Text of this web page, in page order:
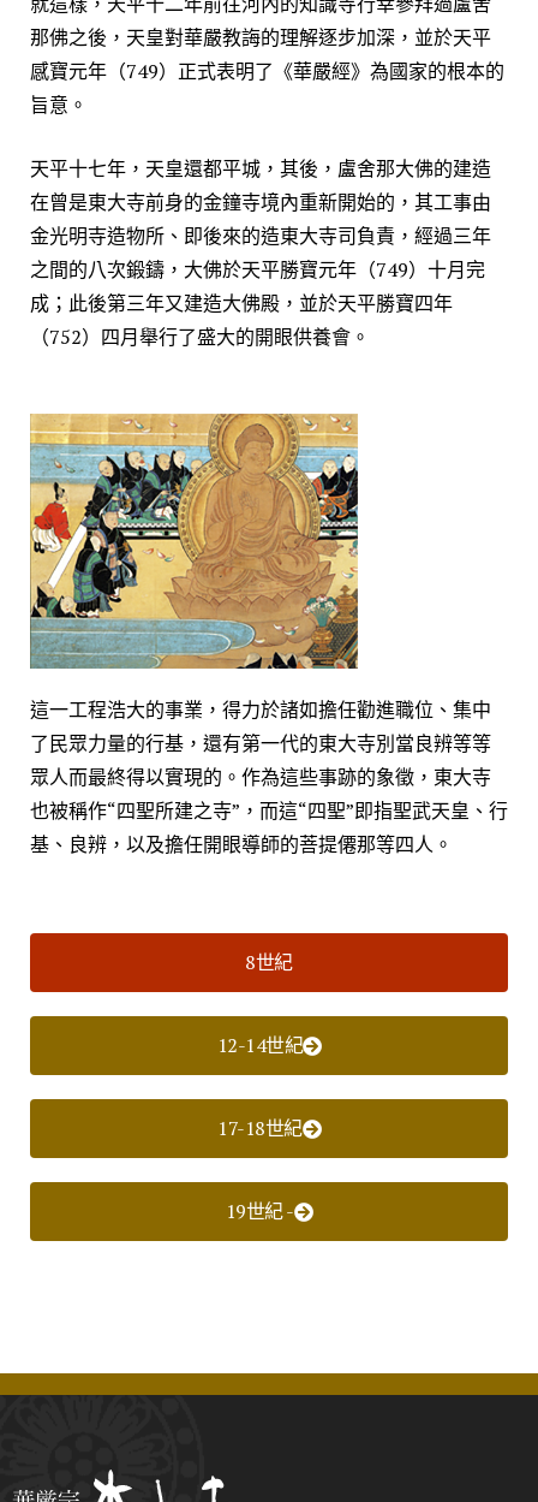
那佛之後，天皇對華嚴教誨的理解逐步加深，並於天平
感寶元年（749）正式表明了《華嚴經》為國家的根本的
旨意。
天平十七年，天皇還都平城，其後，盧舍那大佛的建造
在曾是東大寺前身的金鐘寺境內重新開始的，其工事由
金光明寺造物所、即後來的造東大寺司負責，經過三年
之間的八次鍛鑄，大佛於天平勝寶元年（749）十月完
成；此後第三年又建造大佛殿，並於天平勝寶四年
（752）四月舉行了盛大的開眼供養會。
這一工程浩大的事業，得力於諸如擔任勸進職位、集中
了民眾力量的行基，還有第一代的東大寺別當良辨等等
眾人而最終得以實現的。作為這些事跡的象徵，東大寺
也被稱作“四聖所建之寺”，而這“四聖”即指聖武天皇、行
基、良辨，以及擔任開眼導師的菩提僊那等四人。
8世紀
12-14世紀
17-18世紀
19世紀 -